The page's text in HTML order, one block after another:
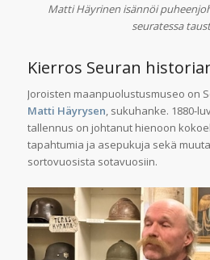
Matti Häyrinen isännöi
seuratessa
Kierros Seuran
Joroisten maanpuolustusmuseo on
Matti Häyrysen, sukuhanke. 1880-
tallennus on johtanut hienoon
tapahtumia ja asepukuja sekä
sortovuosista sotavuosiin.